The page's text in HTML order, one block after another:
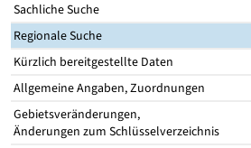
Sachliche Suche
Regionale Suche
Kürzlich bereitgestellte Daten
Allgemeine Angaben, Zuordnungen
Gebietsveränderungen,
Änderungen zum Schlüsselverzeichnis